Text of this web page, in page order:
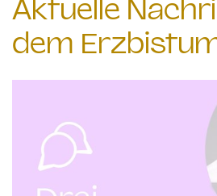
Aktuelle
dem